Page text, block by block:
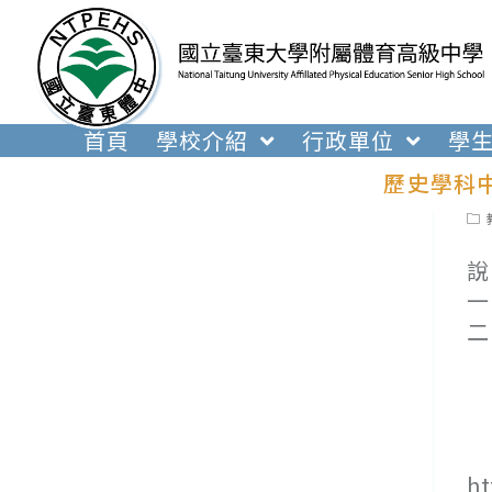
內
首頁 學校介紹 行政單位 學
歷史學科